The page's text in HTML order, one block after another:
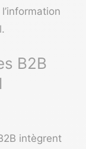
B2B
intègrent